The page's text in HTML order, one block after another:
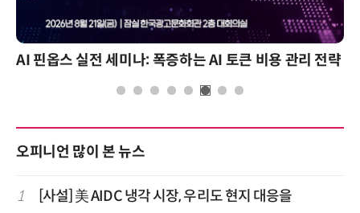
AI 핀옵스 실전 세미나: 폭증하는 AI 토큰 비용 관리 전략
오피니언 많이 본 뉴스
1 [사설] 美 AIDC 냉각 시장, 우리도 현지 대응을